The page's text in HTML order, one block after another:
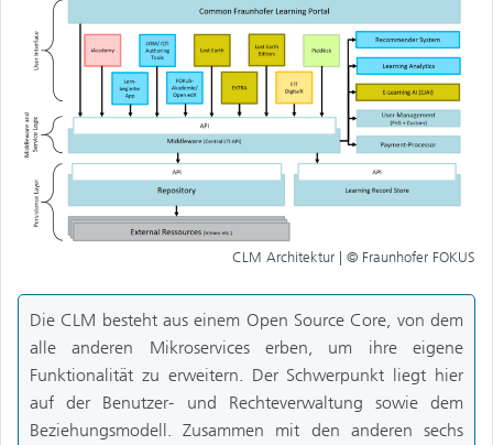
CLM Architektur | © Fraunhofer FOKUS
Die CLM besteht aus einem Open Source Core, von dem
alle anderen Mikroservices erben, um ihre eigene
Funktionalität zu erweitern. Der Schwerpunkt liegt hier
auf der Benutzer- und Rechteverwaltung sowie dem
Beziehungsmodell. Zusammen mit den anderen sechs